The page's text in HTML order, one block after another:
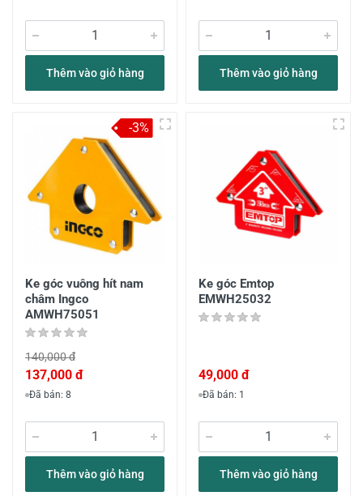
Thêm vào giỏ hàng Thêm vào giỏ hàng
Ke góc vuông hít nam
châm Ingco
AMWH75051
140,000 đ
137,000 đ
Đã bán: 8
Thêm vào giỏ hàng
-3%
Ke góc Emtop
EMWH25032
49,000 đ
Đã bán: 1
Thêm vào giỏ hàng